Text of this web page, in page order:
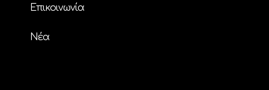
Επικοινωνία
Nέα